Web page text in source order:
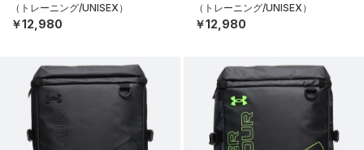
（トレーニング/UNISEX）
￥12,980
（トレーニング/UNISEX）
￥12,980